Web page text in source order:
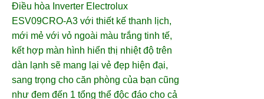
Điều hòa Inverter Electrolux
ESV09CRO-A3 với thiết kế thanh lịch,
mới mẻ với vỏ ngoài màu trắng tinh tế,
kết hợp màn hình hiển thị nhiệt độ trên
dàn lạnh sẽ mang lại vẻ đẹp hiện đại,
sang trọng cho căn phòng của bạn cũng
như đem đến 1 tổng thể độc đáo cho cả